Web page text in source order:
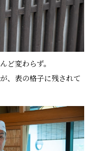
ど変わらず。
、表の格子に残されて